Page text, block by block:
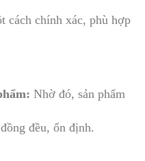
cách chính xác, phù hợp
Nhờ đó, sản phẩm
đều, ổn định.